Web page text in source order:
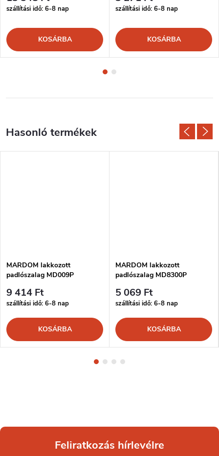
szállítási idő: 6-8 nap
KOSÁRBA
szállítási idő: 6-8 nap
KOSÁRBA
MARDOM lakkozott
padlószalag MD009P
9 414 Ft
szállítási idő: 6-8 nap
KOSÁRBA
MARDOM lakkozott
padlószalag MD8300P
5 069 Ft
szállítási idő: 6-8 nap
KOSÁRBA
Feliratkozás hírlevélre